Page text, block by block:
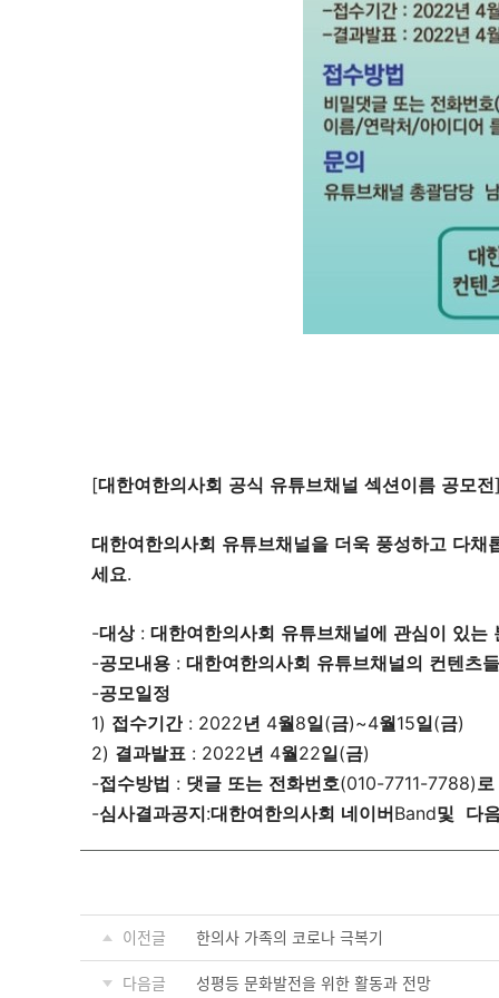
[대한여한의사회 공식 유튜브채널 섹션이름 공모전
대한여한의사회 유튜브채널을 더욱 풍성하고 다채
세요.
-대상 : 대한여한의사회 유튜브채널에 관심이 있는
-공모내용 : 대한여한의사회 유튜브채널의 컨텐츠
-공모일정
1) 접수기간 : 2022년 4월8일(금)~4월15일(금)
2) 결과발표 : 2022년 4월22일(금)
-접수방법 : 댓글 또는 전화번호(010-7711-7788)로
-심사결과공지:대한여한의사회 네이버Band및 다
이전글 한의사 가족의 코로나 극복기
다음글 성평등 문화발전을 위한 활동과 전망